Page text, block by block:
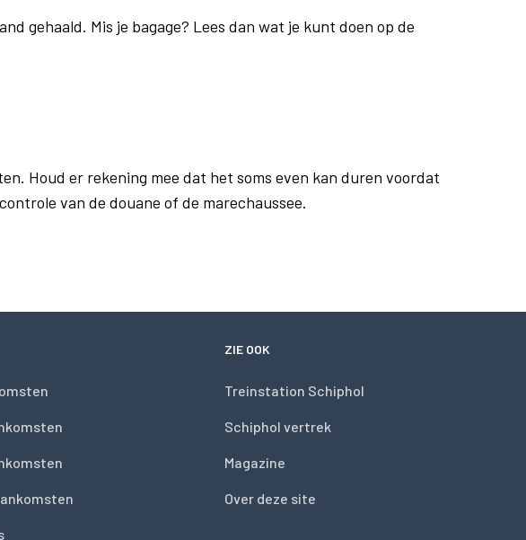
gehaald. Mis je bagage? Lees dan wat je kunt doen op de
Houd er rekening mee dat het soms even kan duren voordat
van de douane of de marechaussee.
ZIE OOK
Treinstation Schiphol
Schiphol vertrek
Magazine
Over deze site